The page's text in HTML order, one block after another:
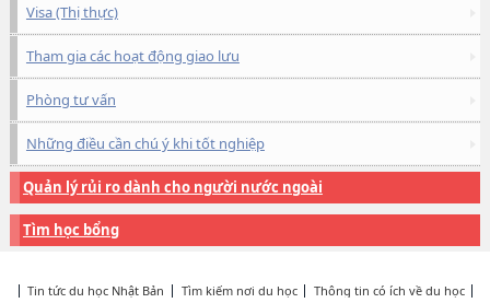
Visa (Thị thực)
Tham gia các hoạt động giao lưu
Phòng tư vấn
Những điều cần chú ý khi tốt nghiệp
Quản lý rủi ro dành cho người nước ngoài
Tìm học bổng
Tin tức du học Nhật Bản Tìm kiếm nơi du học
Thông tin có ích về du học